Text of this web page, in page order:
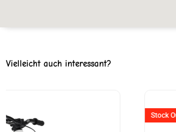
Vielleicht auch interessant?
Preis